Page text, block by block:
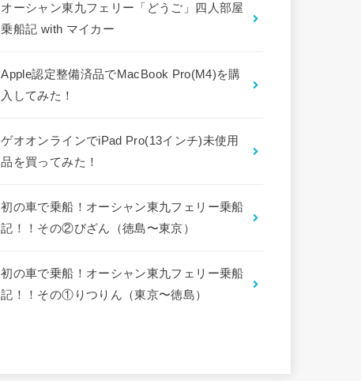
オーシャン東九フェリー「どうご」四人部屋
乗船記 with マイカー
Apple認定整備済品でMacBook Pro(M4)を購
入してみた！
ゲオオンラインでiPad Pro(13インチ)未使用
品を買ってみた！
初の車で乗船！オーシャン東九フェリー乗船
記！！その②びざん（徳島〜東京）
初の車で乗船！オーシャン東九フェリー乗船
記！！その①りつりん（東京〜徳島）